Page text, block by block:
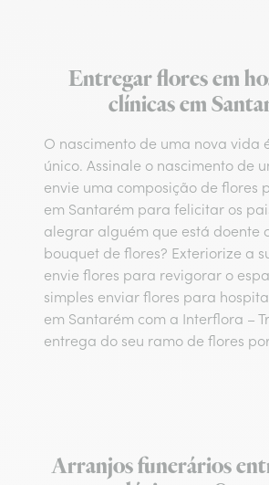
Entregar flores em
clínicas em
O nascimento de uma nova vida
único. Assinale o nascimento de
envie uma composição de flores
em Santarém para felicitar os
alegrar alguém que está doente
bouquet de flores? Exteriorize a
envie flores para revigorar o
simples enviar flores para
em Santarém com a Interflora –
entrega do seu ramo de flores
Arranjos funerários